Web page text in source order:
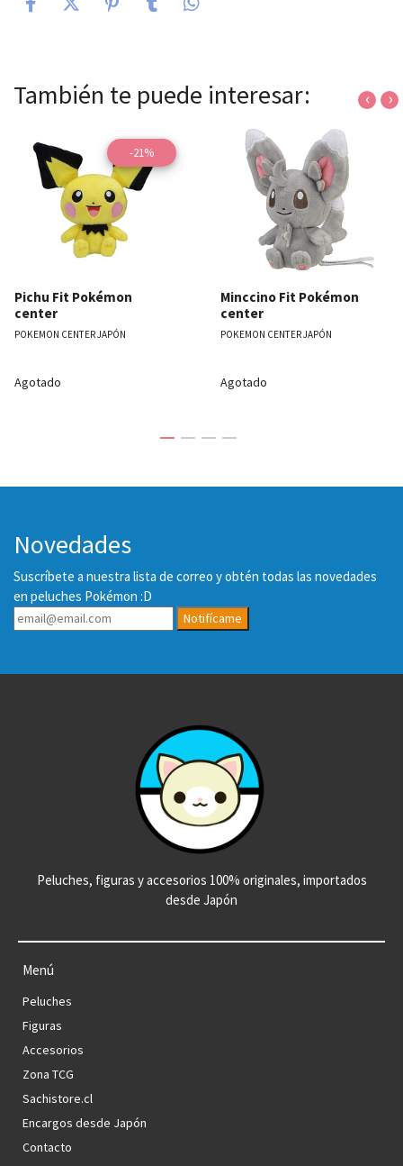
También te puede interesar:
-21%
Pichu Fit Pokémon
center
POKEMON CENTER JAPÓN
Agotado
Minccino Fit Pokémon
center
POKEMON CENTER JAPÓN
Agotado
‹ ›
Novedades
Suscríbete a nuestra lista de correo y obtén todas las novedades
en peluches Pokémon :D
Notifícame
Peluches, figuras y accesorios 100% originales, importados
desde Japón
Menú
Peluches
Figuras
Accesorios
Zona TCG
Sachistore.cl
Encargos desde Japón
Contacto